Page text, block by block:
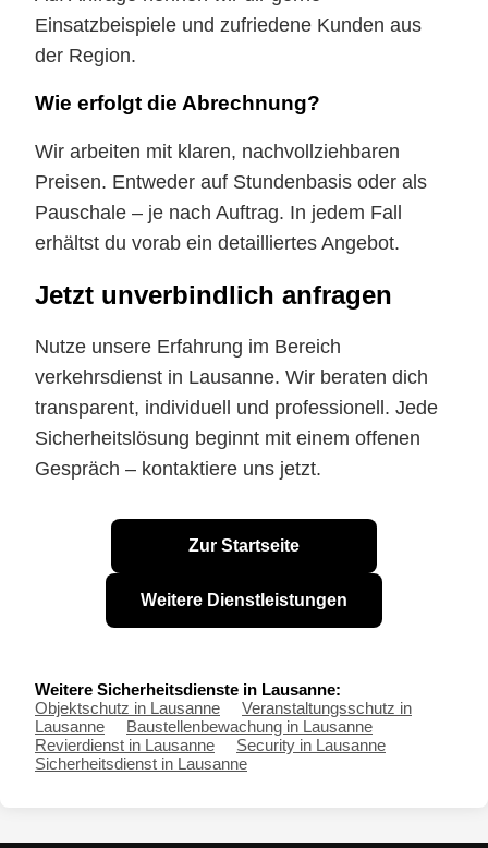
Einsatzbeispiele und zufriedene Kunden aus
der Region.
Wie erfolgt die Abrechnung?
Wir arbeiten mit klaren, nachvollziehbaren
Preisen. Entweder auf Stundenbasis oder als
Pauschale – je nach Auftrag. In jedem Fall
erhältst du vorab ein detailliertes Angebot.
Jetzt unverbindlich anfragen
Nutze unsere Erfahrung im Bereich
verkehrsdienst in Lausanne. Wir beraten dich
transparent, individuell und professionell. Jede
Sicherheitslösung beginnt mit einem offenen
Gespräch – kontaktiere uns jetzt.
Zur Startseite
Weitere Dienstleistungen
Weitere Sicherheitsdienste in Lausanne:
Objektschutz in Lausanne
Veranstaltungsschutz in
Lausanne
Baustellenbewachung in Lausanne
Revierdienst in Lausanne
Security in Lausanne
Sicherheitsdienst in Lausanne